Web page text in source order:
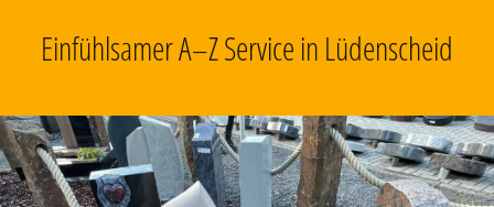
Einfühlsamer A–Z Service in Lüdenscheid